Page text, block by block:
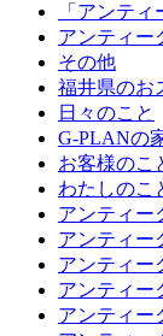
「アンテ
アンティー
その他
福井県のお
日々のこと
G-PLANの
お客様のこ
わたしのこ
アンティー
アンティー
アンティー
アンティー
アンティー